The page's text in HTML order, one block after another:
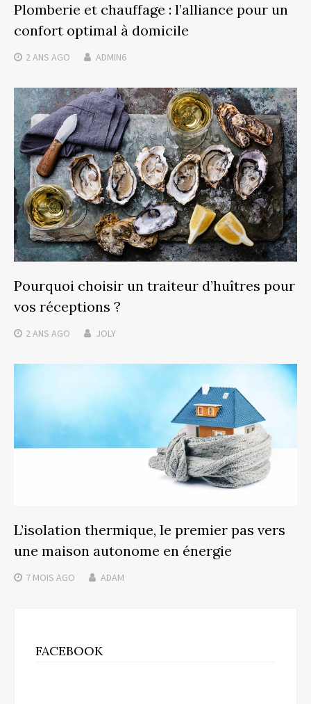
Plomberie et chauffage : l’alliance pour un
confort optimal à domicile
2 ANS AGO ADMIN6
Pourquoi choisir un traiteur d’huîtres pour
vos réceptions ?
2 ANS AGO JOLY
L’isolation thermique, le premier pas vers
une maison autonome en énergie
7 MOIS AGO ADAM
FACEBOOK